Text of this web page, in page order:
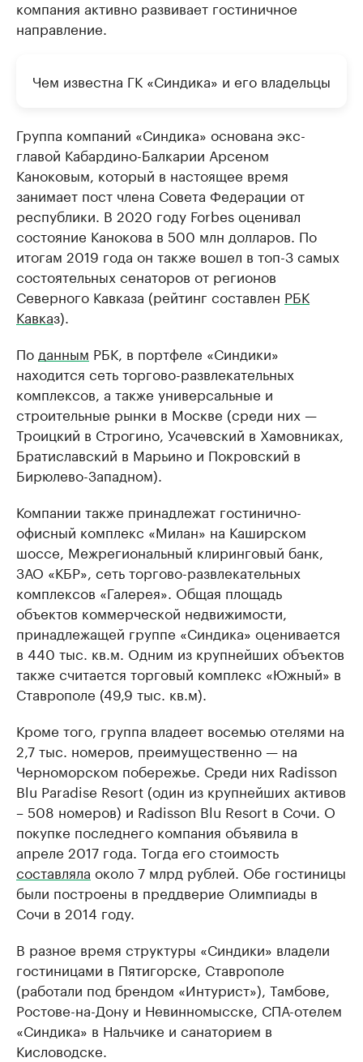
компания активно развивает гостиничное
направление.
Чем известна ГК «Синдика» и его владельцы
Группа компаний «Синдика» основана экс-
главой Кабардино-Балкарии Арсеном
Каноковым, который в настоящее время
занимает пост члена Совета Федерации от
республики. В 2020 году Forbes оценивал
состояние Канокова в 500 млн долларов. По
итогам 2019 года он также вошел в топ-3 самых
состоятельных сенаторов от регионов
Северного Кавказа (рейтинг составлен РБК
Кавказ).
По данным РБК, в портфеле «Синдики»
находится сеть торгово-развлекательных
комплексов, а также универсальные и
строительные рынки в Москве (среди них —
Троицкий в Строгино, Усачевский в Хамовниках,
Братиславский в Марьино и Покровский в
Бирюлево-Западном).
Компании также принадлежат гостинично-
офисный комплекс «Милан» на Каширском
шоссе, Межрегиональный клиринговый банк,
ЗАО «КБР», сеть торгово-развлекательных
комплексов «Галерея». Общая площадь
объектов коммерческой недвижимости,
принадлежащей группе «Синдика» оценивается
в 440 тыс. кв.м. Одним из крупнейших объектов
также считается торговый комплекс «Южный» в
Ставрополе (49,9 тыс. кв.м).
Кроме того, группа владеет восемью отелями на
2,7 тыс. номеров, преимущественно — на
Черноморском побережье. Среди них Radisson
Blu Paradise Resort (один из крупнейших активов
– 508 номеров) и Radisson Blu Resort в Сочи. О
покупке последнего компания объявила в
апреле 2017 года. Тогда его стоимость
составляла около 7 млрд рублей. Обе гостиницы
были построены в преддверие Олимпиады в
Сочи в 2014 году.
В разное время структуры «Синдики» владели
гостиницами в Пятигорске, Ставрополе
(работали под брендом «Интурист»), Тамбове,
Ростове-на-Дону и Невинномысске, СПА-отелем
«Синдика» в Нальчике и санаторием в
Кисловодске.